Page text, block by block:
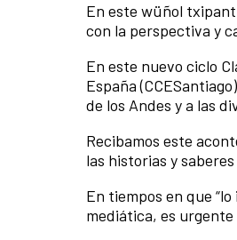
En este wüñol
con la perspectiva y
En este nuevo ciclo
España
de los Andes y a las
Recibamos este
las historias y
En tiempos en que
mediática, es